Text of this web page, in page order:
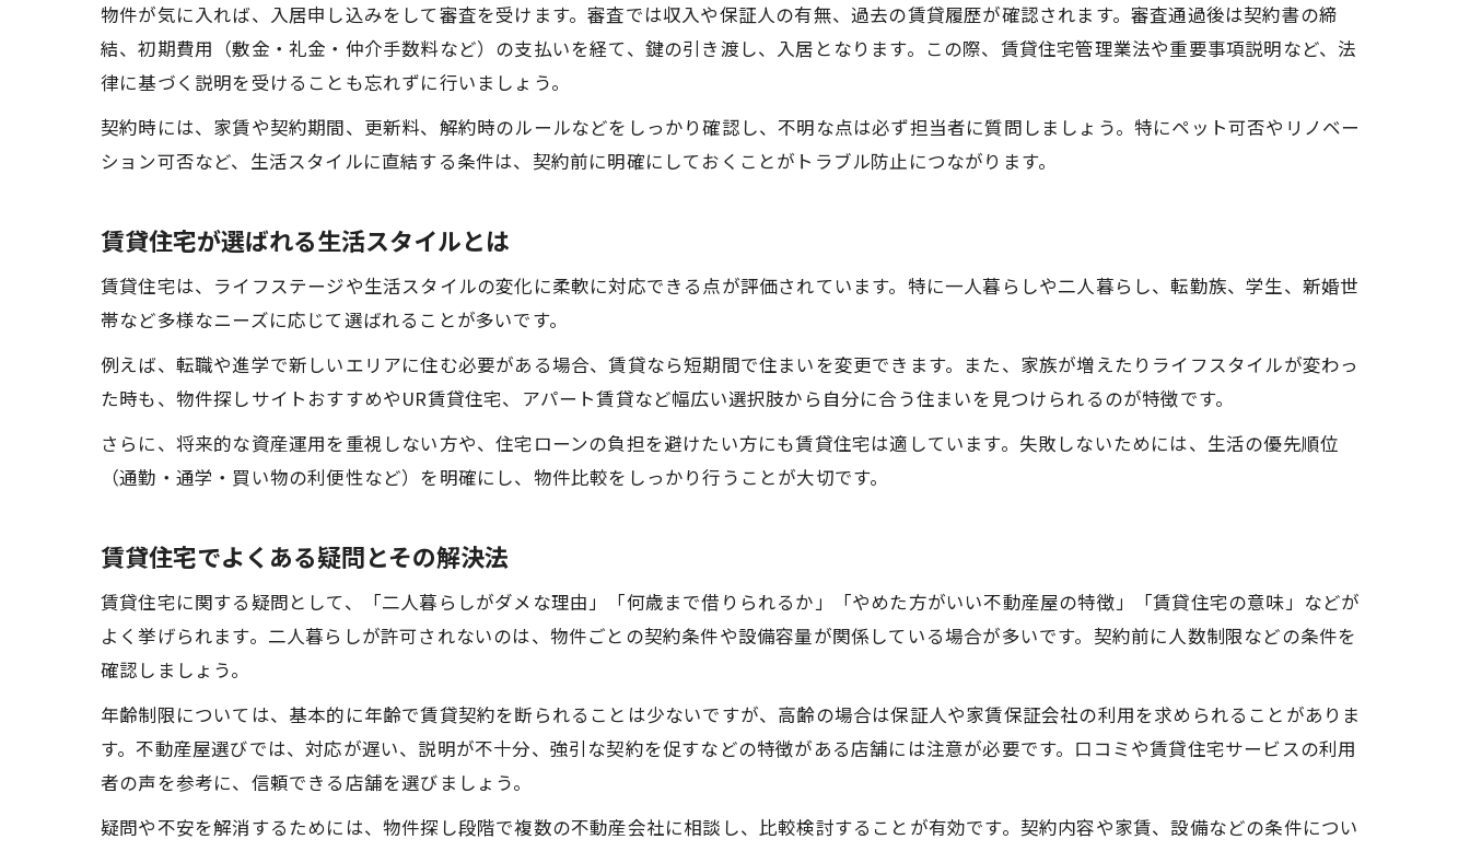
契約条件で見落としやすい注意点
賃貸契約時に見逃しやすい条件を解説
賃貸契約期間や更新料の注意すべき点
賃貸住宅管理業法で変化した契約条件
物件が気に入れば、入居申し込みをして審査を受けます。審査では収入や保証人の有無、過去の賃貸履歴が確認されます。審査通過後は契約書の締
結、初期費用（敷金・礼金・仲介手数料など）の支払いを経て、鍵の引き渡し、入居となります。この際、賃貸住宅管理業法や重要事項説明など、法
律に基づく説明を受けることも忘れずに行いましょう。
契約時には、家賃や契約期間、更新料、解約時のルールなどをしっかり確認し、不明な点は必ず担当者に質問しましょう。特にペット可否やリノベー
ション可否など、生活スタイルに直結する条件は、契約前に明確にしておくことがトラブル防止につながります。
賃貸住宅が選ばれる生活スタイルとは
賃貸住宅は、ライフステージや生活スタイルの変化に柔軟に対応できる点が評価されています。特に一人暮らしや二人暮らし、転勤族、学生、新婚世
帯など多様なニーズに応じて選ばれることが多いです。
例えば、転職や進学で新しいエリアに住む必要がある場合、賃貸なら短期間で住まいを変更できます。また、家族が増えたりライフスタイルが変わっ
た時も、物件探しサイトおすすめやUR賃貸住宅、アパート賃貸など幅広い選択肢から自分に合う住まいを見つけられるのが特徴です。
さらに、将来的な資産運用を重視しない方や、住宅ローンの負担を避けたい方にも賃貸住宅は適しています。失敗しないためには、生活の優先順位
（通勤・通学・買い物の利便性など）を明確にし、物件比較をしっかり行うことが大切です。
賃貸住宅でよくある疑問とその解決法
賃貸住宅に関する疑問として、「二人暮らしがダメな理由」「何歳まで借りられるか」「やめた方がいい不動産屋の特徴」「賃貸住宅の意味」などが
よく挙げられます。二人暮らしが許可されないのは、物件ごとの契約条件や設備容量が関係している場合が多いです。契約前に人数制限などの条件を
確認しましょう。
年齢制限については、基本的に年齢で賃貸契約を断られることは少ないですが、高齢の場合は保証人や家賃保証会社の利用を求められることがありま
す。不動産屋選びでは、対応が遅い、説明が不十分、強引な契約を促すなどの特徴がある店舗には注意が必要です。口コミや賃貸住宅サービスの利用
者の声を参考に、信頼できる店舗を選びましょう。
疑問や不安を解消するためには、物件探し段階で複数の不動産会社に相談し、比較検討することが有効です。契約内容や家賃、設備などの条件につい